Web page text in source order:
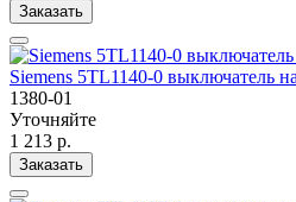
Заказать
Siemens 5TL1140-0 выключатель
1380-01
Уточняйте
1 213 р.
Заказать